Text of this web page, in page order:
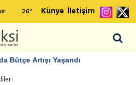
26° Künye İletişim
Bütçe Artışı Yaşandı